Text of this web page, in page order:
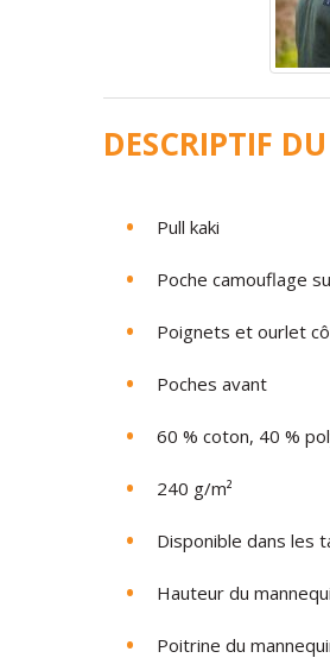
DESCRIPTIF
Pull kaki
Poche camouflage
Poignets et ourlet
Poches avant
60 % coton, 40 %
240 g/m²
Disponible dans les
Hauteur du
Poitrine du